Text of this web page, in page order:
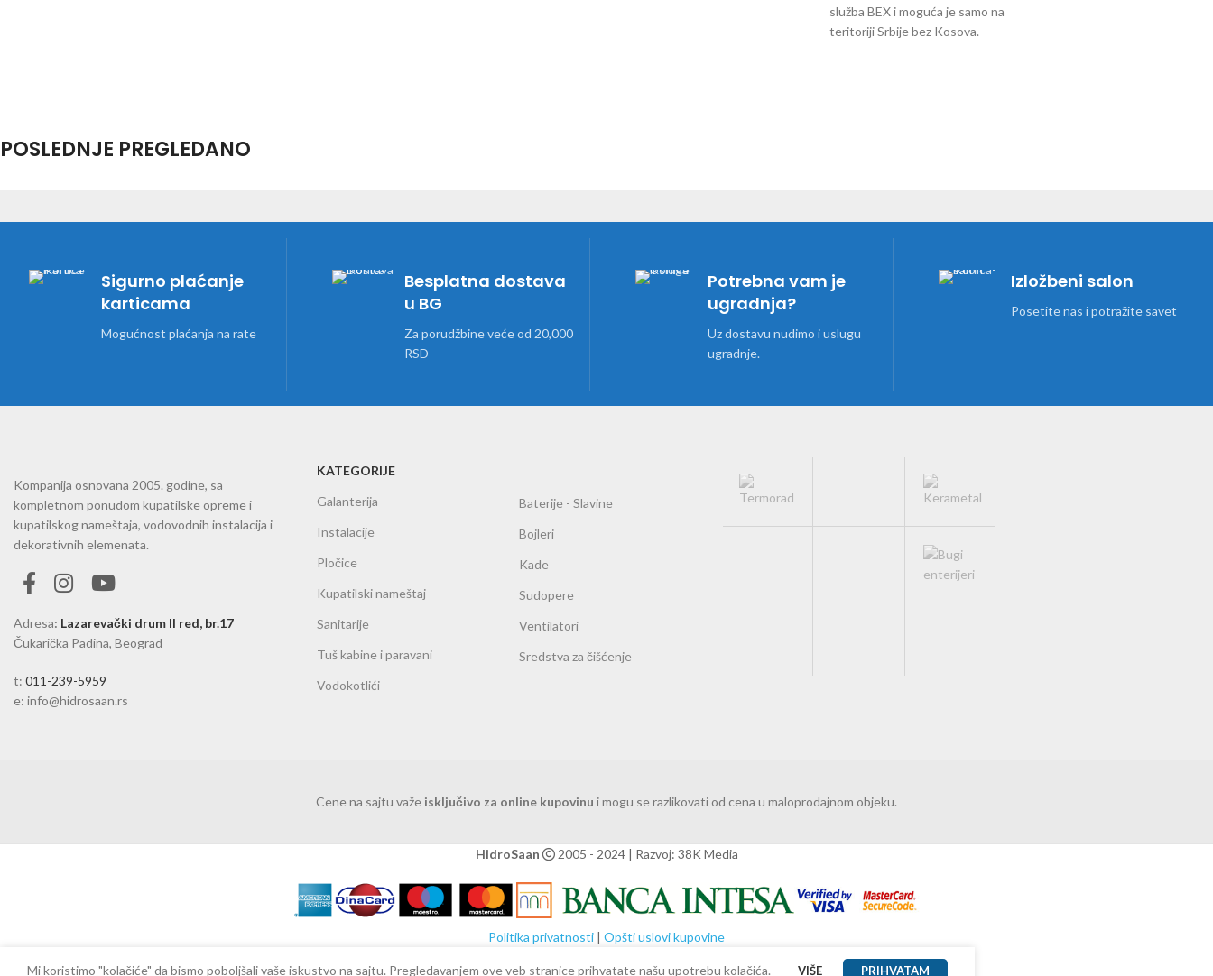
služba BEX i moguća je samo na
teritoriji Srbije bez Kosova.
POSLEDNJE PREGLEDANO
Sigurno plaćanje
karticama
Mogućnost plaćanja na rate
Besplatna dostava
u BG
Za porudžbine veće od 20,000
RSD
Potrebna vam je
ugradnja?
Uz dostavu nudimo i uslugu
ugradnje.
Izložbeni salon
Posetite nas i potražite savet
Kompanija osnovana 2005. godine, sa
kompletnom ponudom kupatilske opreme i
kupatilskog nameštaja, vodovodnih instalacija i
dekorativnih elemenata.
Adresa: Lazarevački drum II red, br.17
Čukarička Padina, Beograd
t: 011-239-5959
e: info@hidrosaan.rs
KATEGORIJE
Galanterija
Instalacije
Pločice
Kupatilski nameštaj
Sanitarije
Tuš kabine i paravani
Vodokotlići
Baterije - Slavine
Bojleri
Kade
Sudopere
Ventilatori
Sredstva za čišćenje
Cene na sajtu važe isključivo za online kupovinu i mogu se razlikovati od cena u maloprodajnom objeku.
HidroSaan 2005 - 2024 | Razvoj: 38K Media
Politika privatnosti | Opšti uslovi kupovine
Mi koristimo "kolačiće" da bismo poboljšali vaše iskustvo na sajtu. Pregledavanjem ove veb stranice prihvatate našu upotrebu kolačića. VIŠE PRIHVATAM